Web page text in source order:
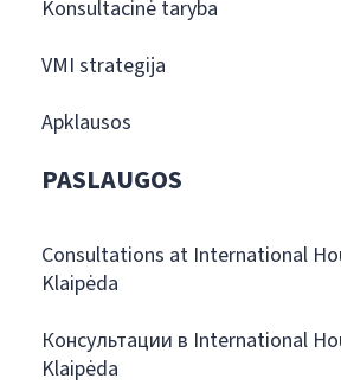
Konsultacinė taryba
VMI strategija
Apklausos
PASLAUGOS
Consultations at International
Klaipėda
Консультации в International
Klaipėda